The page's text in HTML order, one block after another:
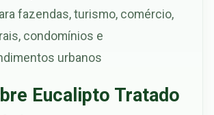
fazendas, turismo, comércio,
condomínios e
urbanos
Eucalipto Tratado